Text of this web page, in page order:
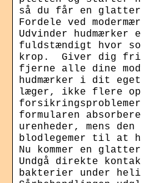
så du får en
Fordele ved
Udvinder hudmærker
fuldstændigt hvor
krop. Giver dig
fjerne alle dine
hudmærker i dit
læger, ikke flere
formularen
urenheder, mens
blodlegemer til at
Nu kommer en
Undgå direkte
bakterier under